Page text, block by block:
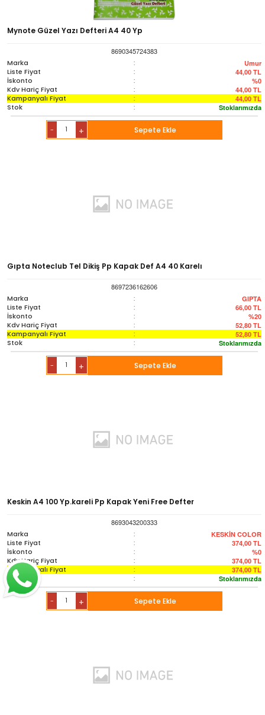
Mynote Güzel Yazı Defteri A4 40 Yp
8690345724383
Marka
: Umur
Liste Fiyat : 44,00 TL
İskonto : %0
Kdv Hariç Fiyat : 44,00 TL
Kampanyalı Fiyat : 44,00 TL
Stok : Stoklarımızda
- + Sepete Ekle
Gıpta Noteclub Tel Dikiş Pp Kapak Def A4 40 Karelı
8697236162606
Marka
: GIPTA
Liste Fiyat : 66,00 TL
İskonto : %20
Kdv Hariç Fiyat : 52,80 TL
Kampanyalı Fiyat : 52,80 TL
Stok : Stoklarımızda
- + Sepete Ekle
Keskin A4 100 Yp.kareli Pp Kapak Yeni Free Defter
8693043200333
Marka
: KESKİN COLOR
Liste Fiyat : 374,00 TL
İskonto : %0
Kdv Hariç Fiyat : 374,00 TL
Kampanyalı Fiyat : 374,00 TL
Stok : Stoklarımızda
- + Sepete Ekle